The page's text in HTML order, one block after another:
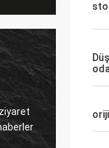
gönderilen
deneyiminden
önce,
oda